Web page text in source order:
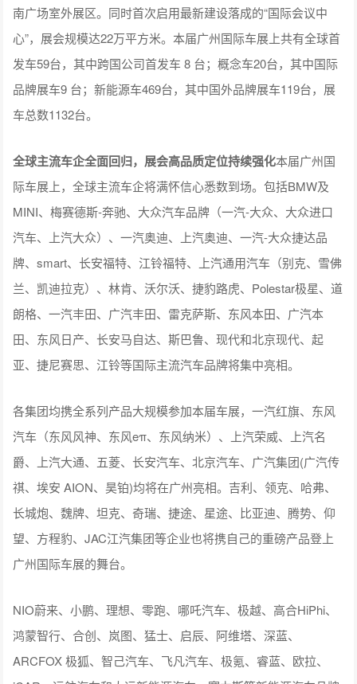
南广场室外展区。同时首次启用最新建设落成的“国际会议中
心”，展会规模达22万平方米。本届广州国际车展上共有全球首
发车59台，其中跨国公司首发车 8 台；概念车20台，其中国际
品牌展车9 台；新能源车469台，其中国外品牌展车119台，展
车总数1132台。
全球主流车企全面回归，展会高品质定位持续强化本届广州国
际车展上，全球主流车企将满怀信心悉数到场。包括BMW及
MINI、梅赛德斯-奔驰、大众汽车品牌（一汽-大众、大众进口
汽车、上汽大众）、一汽奥迪、上汽奥迪、一汽-大众捷达品
牌、smart、长安福特、江铃福特、上汽通用汽车（别克、雪佛
兰、凯迪拉克）、林肯、沃尔沃、捷豹路虎、Polestar极星、道
朗格、一汽丰田、广汽丰田、雷克萨斯、东风本田、广汽本
田、东风日产、长安马自达、斯巴鲁、现代和北京现代、起
亚、捷尼赛思、江铃等国际主流汽车品牌将集中亮相。
各集团均携全系列产品大规模参加本届车展，一汽红旗、东风
汽车（东风风神、东风eπ、东风纳米）、上汽荣威、上汽名
爵、上汽大通、五菱、长安汽车、北京汽车、广汽集团(广汽传
祺、埃安 AION、昊铂)均将在广州亮相。吉利、领克、哈弗、
长城炮、魏牌、坦克、奇瑞、捷途、星途、比亚迪、腾势、仰
望、方程豹、JAC江汽集团等企业也将携自己的重磅产品登上
广州国际车展的舞台。
NIO蔚来、小鹏、理想、零跑、哪吒汽车、极越、高合HiPhi、
鸿蒙智行、合创、岚图、猛士、启辰、阿维塔、深蓝、
ARCFOX 极狐、智己汽车、飞凡汽车、极氪、睿蓝、欧拉、